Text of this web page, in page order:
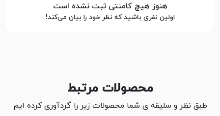
هنوز هیچ کامنتی ثبت نشده است
اولین نفری باشید که نظر خود را بیان می‌کند!
محصولات مرتبط
طبق نظر و سلیقه ی شما محصولات زیر را گردآوری کرده ایم